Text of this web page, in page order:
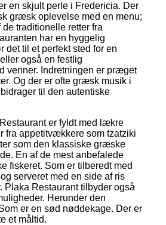
en skjult perle i Fredericia. Der
græsk oplevelse med en menu;
de traditionelle retter fra
har en hyggelig
det til et perfekt sted for en
også en festlig
venner. Indretningen er præget
Og der er ofte græsk musik i
til den autentiske
er fyldt med lækre
fra appetitvækkere som tzatziki
som den klassiske græske
En af de mest anbefalede
fiskeret. Som er tilberedt med
serveret med en side af ris
Plaka Restaurant tilbyder også
Herunder den
er en sød nøddekage. Der er
et måltid.